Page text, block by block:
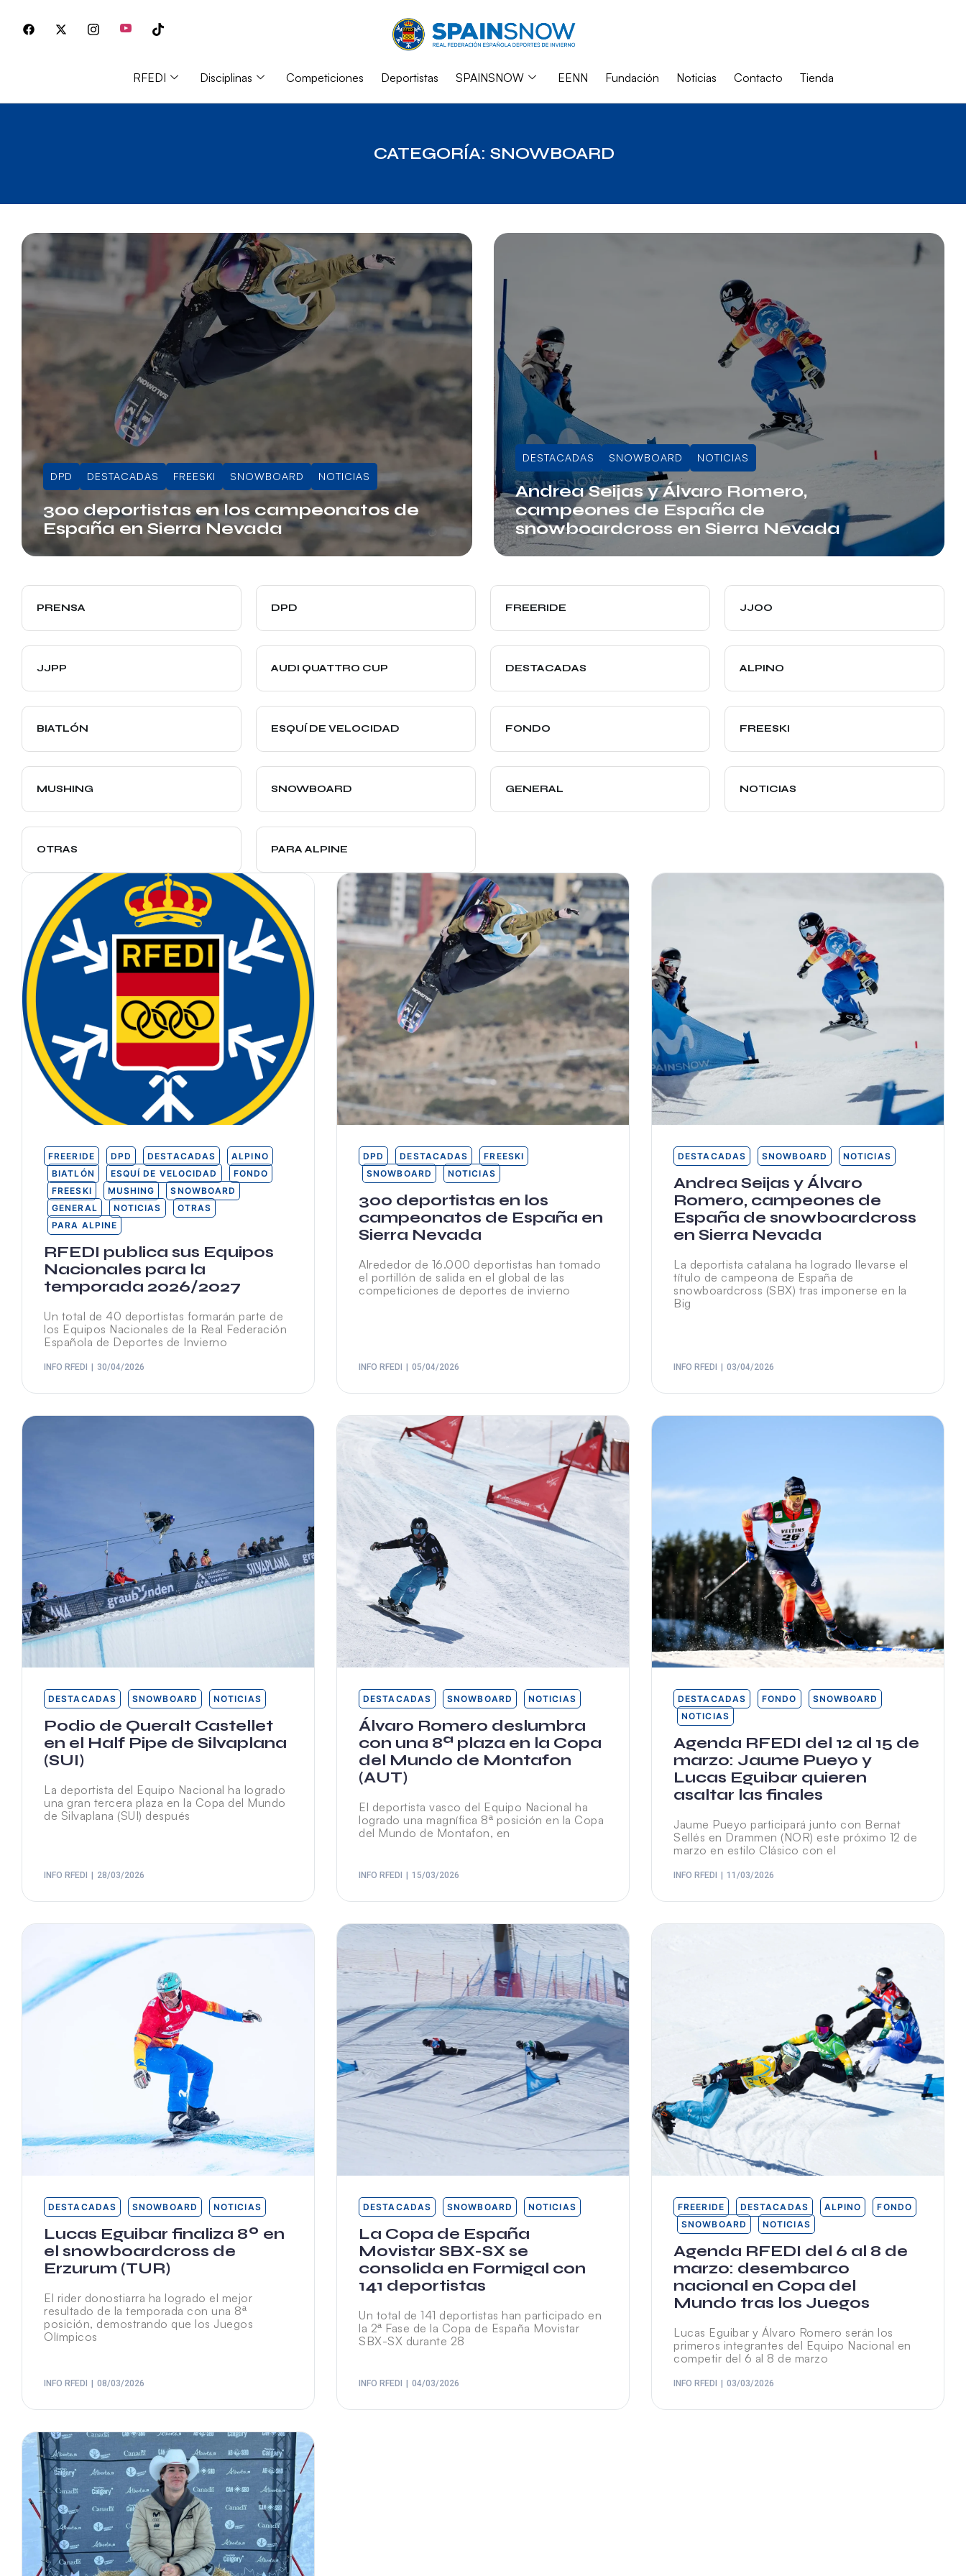
RFEDI Disciplinas Competiciones Deportistas SPAINSNOW EENN Fundación Noticias Contacto Tienda
CATEGORÍA: SNOWBOARD
DPD DESTACADAS FREESKI SNOWBOARD NOTICIAS
300 deportistas en los campeonatos de
España en Sierra Nevada
DESTACADAS SNOWBOARD NOTICIAS
Andrea Seijas y Álvaro Romero,
campeones de España de
snowboardcross en Sierra Nevada
Info RFEDI
PRENSA DPD FREERIDE JJOO
JJPP AUDI QUATTRO CUP DESTACADAS ALPINO
BIATLÓN ESQUÍ DE VELOCIDAD FONDO FREESKI
MUSHING SNOWBOARD GENERAL NOTICIAS
OTRAS PARA ALPINE
FREERIDE DPD DESTACADAS
ALPINO
BIATLÓN
ESQUÍ DE VELOCIDAD
FONDO
FREESKI
MUSHING
SNOWBOARD
GENERAL
NOTICIAS
OTRAS
PARA ALPINE
RFEDI publica sus Equipos
Nacionales para la
temporada 2026/2027
Un total de 40 deportistas formarán parte de
los Equipos Nacionales de la Real Federación
Española de Deportes de Invierno
INFO RFEDI 30/04/2026
DPD DESTACADAS
FREESKI
SNOWBOARD
NOTICIAS
300 deportistas en los
campeonatos de España en
Sierra Nevada
Alrededor de 16.000 deportistas han tomado
el portillón de salida en el global de las
competiciones de deportes de invierno
INFO RFEDI 05/04/2026
DESTACADAS SNOWBOARD NOTICIAS
Andrea Seijas y Álvaro
Romero, campeones de
España de snowboardcross
en Sierra Nevada
La deportista catalana ha logrado llevarse el
título de campeona de España de
snowboardcross (SBX) tras imponerse en la
Big
INFO RFEDI 03/04/2026
DESTACADAS SNOWBOARD NOTICIAS
Podio de Queralt Castellet
en el Half Pipe de Silvaplana
(SUI)
La deportista del Equipo Nacional ha logrado
una gran tercera plaza en la Copa del Mundo
de Silvaplana (SUI) después
INFO RFEDI 28/03/2026
DESTACADAS SNOWBOARD NOTICIAS
Álvaro Romero deslumbra
con una 8ª plaza en la Copa
del Mundo de Montafon
(AUT)
El deportista vasco del Equipo Nacional ha
logrado una magnífica 8ª posición en la Copa
del Mundo de Montafon, en
INFO RFEDI 15/03/2026
DESTACADAS FONDO
SNOWBOARD
NOTICIAS
Agenda RFEDI del 12 al 15 de
marzo: Jaume Pueyo y
Lucas Eguibar quieren
asaltar las finales
Jaume Pueyo participará junto con Bernat
Sellés en Drammen (NOR) este próximo 12 de
marzo en estilo Clásico con el
INFO RFEDI 11/03/2026
DESTACADAS SNOWBOARD NOTICIAS
Lucas Eguibar finaliza 8º en
el snowboardcross de
Erzurum (TUR)
El rider donostiarra ha logrado el mejor
resultado de la temporada con una 8ª
posición, demostrando que los Juegos
Olímpicos
INFO RFEDI 08/03/2026
DESTACADAS SNOWBOARD NOTICIAS
La Copa de España
Movistar SBX-SX se
consolida en Formigal con
141 deportistas
Un total de 141 deportistas han participado en
la 2ª Fase de la Copa de España Movistar
SBX-SX durante 28
INFO RFEDI 04/03/2026
FREERIDE DESTACADAS ALPINO
FONDO
SNOWBOARD
NOTICIAS
Agenda RFEDI del 6 al 8 de
marzo: desembarco
nacional en Copa del
Mundo tras los Juegos
Lucas Eguibar y Álvaro Romero serán los
primeros integrantes del Equipo Nacional en
competir del 6 al 8 de marzo
INFO RFEDI 03/03/2026